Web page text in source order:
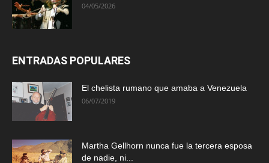
04/05/2026
ENTRADAS POPULARES
El chelista rumano que amaba a Venezuela
06/07/2019
Martha Gellhorn nunca fue la tercera esposa
de nadie, ni...